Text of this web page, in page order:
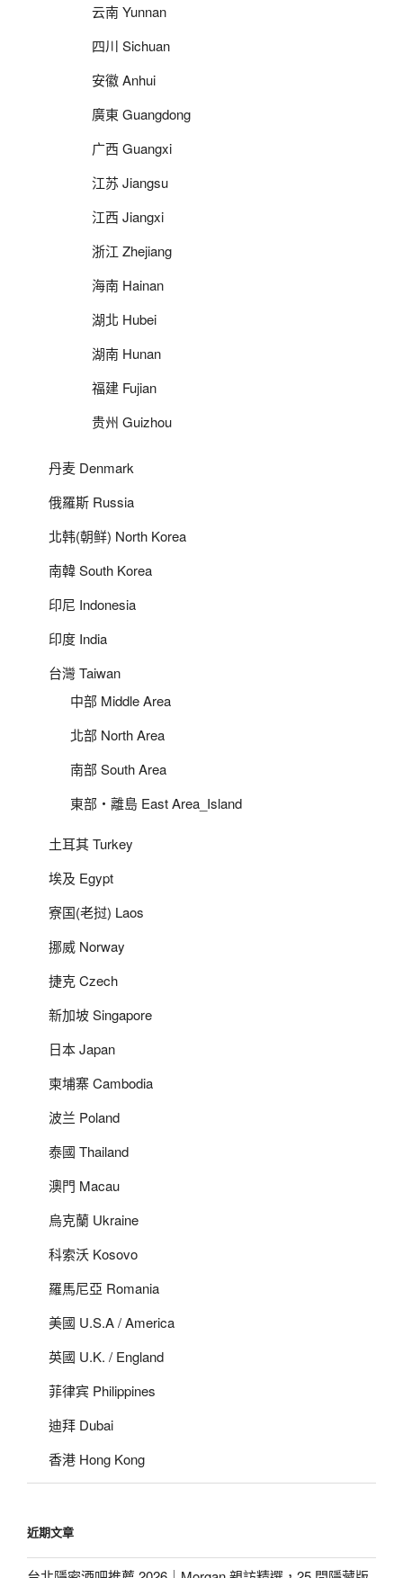
云南 Yunnan
四川 Sichuan
安徽 Anhui
廣東 Guangdong
广西 Guangxi
江苏 Jiangsu
江西 Jiangxi
浙江 Zhejiang
海南 Hainan
湖北 Hubei
湖南 Hunan
福建 Fujian
贵州 Guizhou
丹麦 Denmark
俄羅斯 Russia
北韩(朝鲜) North Korea
南韓 South Korea
印尼 Indonesia
印度 India
台灣 Taiwan
中部 Middle Area
北部 North Area
南部 South Area
東部‧離島 East Area_Island
土耳其 Turkey
埃及 Egypt
寮国(老挝) Laos
挪威 Norway
捷克 Czech
新加坡 Singapore
日本 Japan
柬埔寨 Cambodia
波兰 Poland
泰國 Thailand
澳門 Macau
烏克蘭 Ukraine
科索沃 Kosovo
羅馬尼亞 Romania
美國 U.S.A / America
英國 U.K. / England
菲律宾 Philippines
迪拜 Dubai
香港 Hong Kong
近期文章